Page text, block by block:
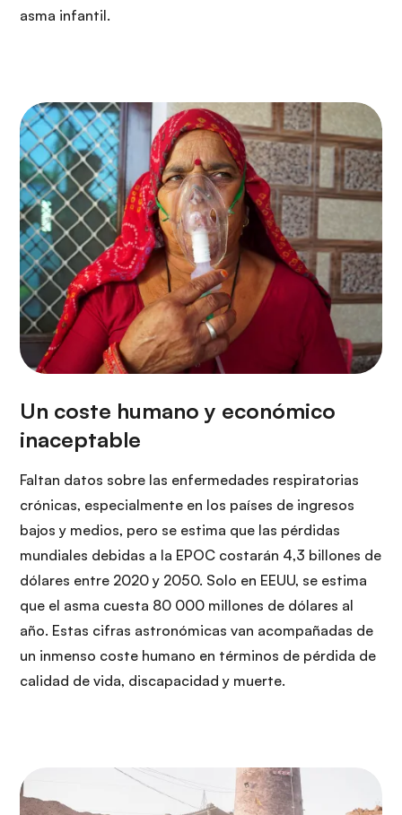
asma infantil.
Faltan datos sobre las enfermedades respiratorias
crónicas, especialmente en los países de ingresos
bajos y medios, pero se estima que las pérdidas
mundiales debidas a la EPOC costarán 4,3 billones de
dólares entre 2020 y 2050. Solo en EEUU, se estima
que el asma cuesta 80 000 millones de dólares al
año. Estas cifras astronómicas van acompañadas de
un inmenso coste humano en términos de pérdida de
calidad de vida, discapacidad y muerte.